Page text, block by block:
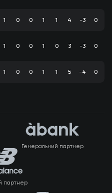
1 0 0 1 1 4 -3 0
1 0 0 1 0 3 -3 0
1 0 0 1 1 5 -4 0
Генеральний партнер
партнер